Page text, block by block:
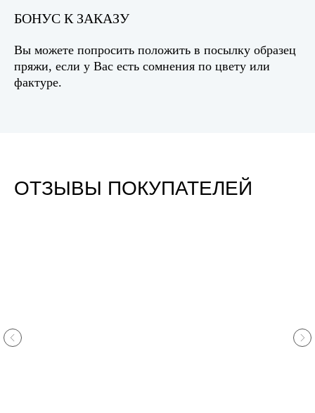
БОНУС К ЗАКАЗУ
Вы можете попросить положить в посылку образец
пряжи, если у Вас есть сомнения по цвету или
фактуре.
ОТЗЫВЫ ПОКУПАТЕЛЕЙ